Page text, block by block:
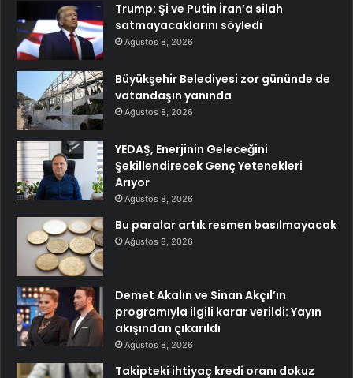
Trump: Şi ve Putin İran’a silah
satmayacaklarını söyledi
Ağustos 8, 2026
Büyükşehir Belediyesi zor gününde de
vatandaşın yanında
Ağustos 8, 2026
YEDAŞ, Enerjinin Geleceğini
Şekillendirecek Genç Yetenekleri
Arıyor
Ağustos 8, 2026
Bu paralar artık resmen basılmayacak
Ağustos 8, 2026
Demet Akalın ve Sinan Akçıl’ın
programıyla ilgili karar verildi: Yayın
akışından çıkarıldı
Ağustos 8, 2026
Takipteki ihtiyaç kredi oranı dokuz